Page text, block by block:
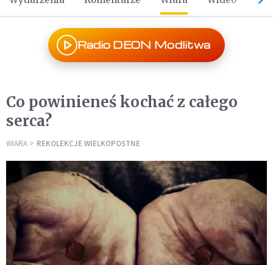
Radio DEON Modlitwa
Co powinieneś kochać z całego
serca?
WIARA REKOLEKCJE WIELKOPOSTNE